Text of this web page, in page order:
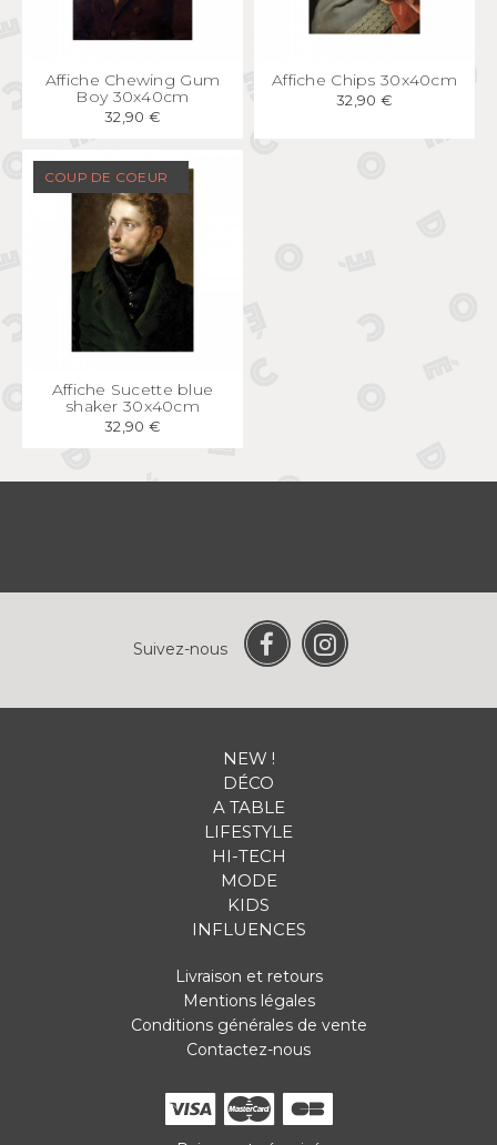
APERÇU RAPIDE
Affiche Chewing Gum
Boy 30x40cm
32,90 €
APERÇU RAPIDE
Affiche Chips 30x40cm
32,90 €
APERÇU RAPIDE
Affiche Sucette blue
shaker 30x40cm
COUP DE COEUR
32,90 €
Suivez-nous
NEW !
DÉCO
A TABLE
LIFESTYLE
HI-TECH
MODE
KIDS
INFLUENCES
Livraison et retours
Mentions légales
Conditions générales de vente
Contactez-nous